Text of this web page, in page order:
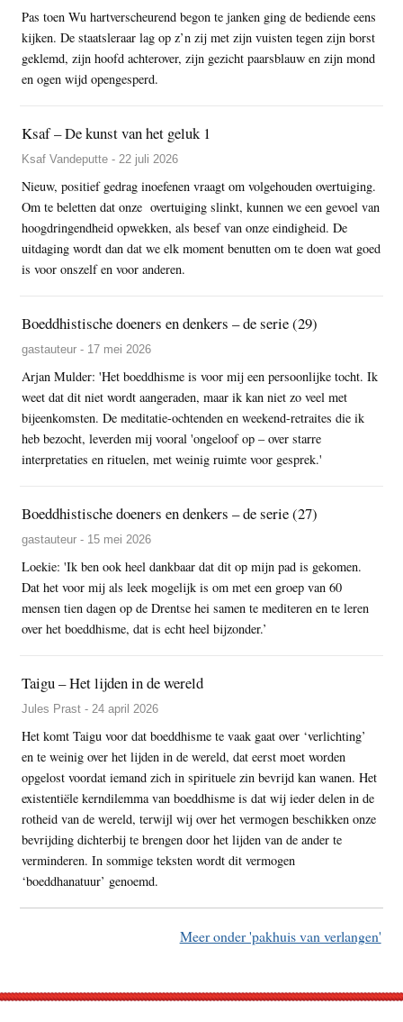
Pas toen Wu hartverscheurend begon te janken ging de bediende eens
kijken. De staatsleraar lag op z’n zij met zijn vuisten tegen zijn borst
geklemd, zijn hoofd achterover, zijn gezicht paarsblauw en zijn mond
en ogen wijd opengesperd.
Ksaf – De kunst van het geluk 1
Ksaf Vandeputte - 22 juli 2026
Nieuw, positief gedrag inoefenen vraagt om volgehouden overtuiging.
Om te beletten dat onze overtuiging slinkt, kunnen we een gevoel van
hoogdringendheid opwekken, als besef van onze eindigheid. De
uitdaging wordt dan dat we elk moment benutten om te doen wat goed
is voor onszelf en voor anderen.
Boeddhistische doeners en denkers – de serie (29)
gastauteur - 17 mei 2026
Arjan Mulder: 'Het boeddhisme is voor mij een persoonlijke tocht. Ik
weet dat dit niet wordt aangeraden, maar ik kan niet zo veel met
bijeenkomsten. De meditatie-ochtenden en weekend-retraites die ik
heb bezocht, leverden mij vooral 'ongeloof op – over starre
interpretaties en rituelen, met weinig ruimte voor gesprek.'
Boeddhistische doeners en denkers – de serie (27)
gastauteur - 15 mei 2026
Loekie: 'Ik ben ook heel dankbaar dat dit op mijn pad is gekomen.
Dat het voor mij als leek mogelijk is om met een groep van 60
mensen tien dagen op de Drentse hei samen te mediteren en te leren
over het boeddhisme, dat is echt heel bijzonder.’
Taigu – Het lijden in de wereld
Jules Prast - 24 april 2026
Het komt Taigu voor dat boeddhisme te vaak gaat over ‘verlichting’
en te weinig over het lijden in de wereld, dat eerst moet worden
opgelost voordat iemand zich in spirituele zin bevrijd kan wanen. Het
existentiële kerndilemma van boeddhisme is dat wij ieder delen in de
rotheid van de wereld, terwijl wij over het vermogen beschikken onze
bevrijding dichterbij te brengen door het lijden van de ander te
verminderen. In sommige teksten wordt dit vermogen
‘boeddhanatuur’ genoemd.
Meer onder 'pakhuis van verlangen'